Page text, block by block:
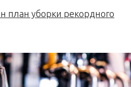
план уборки рекордного